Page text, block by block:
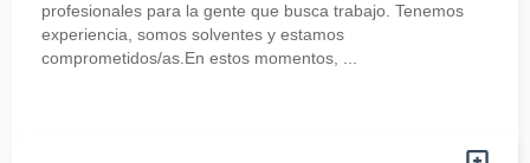
profesionales para la gente que busca trabajo. Tenemos
experiencia, somos solventes y estamos
comprometidos/as.En estos momentos, ...